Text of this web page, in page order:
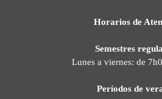
Horarios de
Semestres
Lunes a viernes: de
Períodos de